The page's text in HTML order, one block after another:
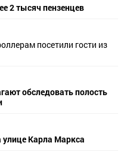
2 тысяч пензенцев
посетили гости из
обследовать полость
улице Карла Маркса